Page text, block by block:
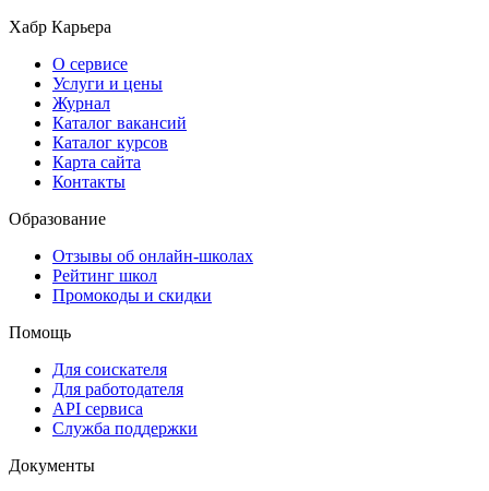
Хабр Карьера
О сервисе
Услуги и цены
Журнал
Каталог вакансий
Каталог курсов
Карта сайта
Контакты
Образование
Отзывы об онлайн-школах
Рейтинг школ
Промокоды и скидки
Помощь
Для соискателя
Для работодателя
API сервиса
Служба поддержки
Документы